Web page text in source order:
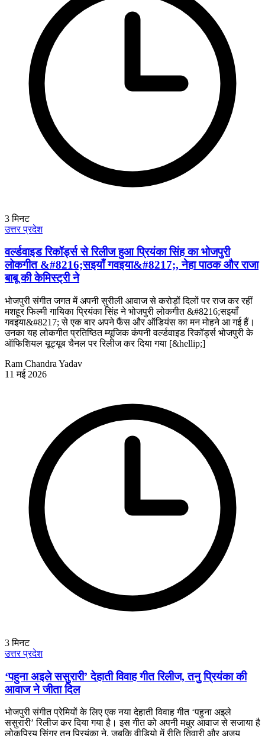
3मिनट
उत्तर प्रदेश
वर्ल्डवाइड रिकॉर्ड्स से रिलीज हुआ प्रियंका सिंह का भोजपुरी
लोकगीत &#8216;सइयाँ गवइया&#8217;, नेहा पाठक और राजा
बाबू की केमिस्ट्री ने
भोजपुरी संगीत जगत में अपनी सुरीली आवाज से करोड़ों दिलों पर राज कर रहीं
मशहूर फिल्मी गायिका प्रियंका सिंह ने भोजपुरी लोकगीत &#8216;सइयाँ
गवइया&#8217; से एक बार अपने फैंस और ऑडियंस का मन मोहने आ गई हैं।
उनका यह लोकगीत प्रतिष्ठित म्यूजिक कंपनी वर्ल्डवाइड रिकॉर्ड्स भोजपुरी के
ऑफिशियल यूट्यूब चैनल पर रिलीज कर दिया गया [&hellip;]
Ram Chandra Yadav
11 मई 2026
3मिनट
उत्तर प्रदेश
‘पहुना अइले ससुरारी’ देहाती विवाह गीत रिलीज, तनु प्रियंका की
आवाज ने जीता दिल
भोजपुरी संगीत प्रेमियों के लिए एक नया देहाती विवाह गीत ‘पहुना अइले
ससुरारी’ रिलीज कर दिया गया है। इस गीत को अपनी मधुर आवाज से सजाया है
लोकप्रिय सिंगर तनु प्रियंका ने, जबकि वीडियो में रीति तिवारी और अजय